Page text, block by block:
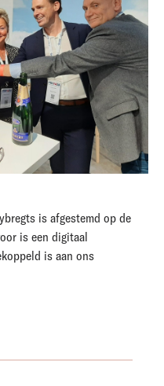
is afgestemd op de
is een digitaal
is aan ons